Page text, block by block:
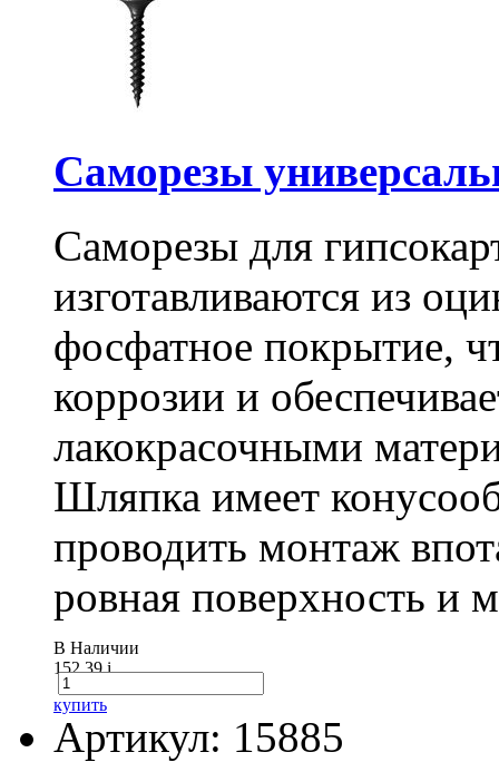
Саморезы
Саморезы для
изготавливаются из
фосфатное покрытие,
коррозии и
лакокрасочными
Шляпка имеет
проводить монтаж
ровная поверхность и
В Наличии
152.39i
купить
Артикул: 15885